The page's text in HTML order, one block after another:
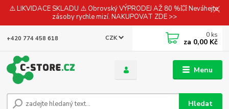
⚠️ LIKVIDACE SKLADU ⚠️ Obrovský VÝPRODEJ AŽ 80 %💥 Neváhejte,
zásoby rychle mizí. NAKUPOVAT ZDE >>
Menu
CZK
Hledat
+420 774 458 618 0 ks
za 0,00 Kč